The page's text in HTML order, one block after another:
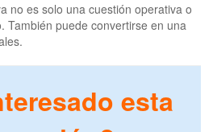
no es solo una cuestión operativa o
También puede convertirse en una
esta